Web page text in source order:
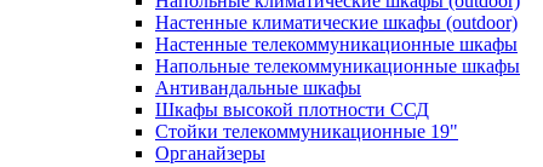
Настенные климатические шкафы (outdoor)
Настенные телекоммуникационные шкафы
Напольные телекоммуникационные шкафы
Антивандальные шкафы
Шкафы высокой плотности ССД
Стойки телекоммуникационные 19"
Органайзеры